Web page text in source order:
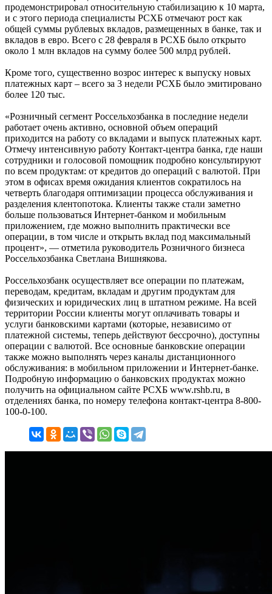
продемонстрировал относительную стабилизацию к 10 марта,
и с этого периода специалисты РСХБ отмечают рост как
общей суммы рублевых вкладов, размещенных в банке, так и
вкладов в евро. Всего с 28 февраля в РСХБ было открыто
около 1 млн вкладов на сумму более 500 млрд рублей.
Кроме того, существенно возрос интерес к выпуску новых
платежных карт – всего за 3 недели РСХБ было эмитировано
более 120 тыс.
«Розничный сегмент Россельхозбанка в последние недели
работает очень активно, основной объем операций
приходится на работу со вкладами и выпуск платежных карт.
Отмечу интенсивную работу Контакт-центра банка, где наши
сотрудники и голосовой помощник подробно консультируют
по всем продуктам: от кредитов до операций с валютой. При
этом в офисах время ожидания клиентов сократилось на
четверть благодаря оптимизации процесса обслуживания и
разделения клентопотока. Клиенты также стали заметно
больше пользоваться Интернет-банком и мобильным
приложением, где можно выполнить практически все
операции, в том числе и открыть вклад под максимальный
процент», — отметила руководитель Розничного бизнеса
Россельхозбанка Светлана Вишнякова.
Россельхозбанк осуществляет все операции по платежам,
переводам, кредитам, вкладам и другим продуктам для
физических и юридических лиц в штатном режиме. На всей
территории России клиенты могут оплачивать товары и
услуги банковскими картами (которые, независимо от
платежной системы, теперь действуют бессрочно), доступны
операции с валютой. Все основные банковские операции
также можно выполнять через каналы дистанционного
обслуживания: в мобильном приложении и Интернет-банке.
Подробную информацию о банковских продуктах можно
получить на официальном сайте РСХБ www.rshb.ru, в
отделениях банка, по номеру телефона контакт-центра 8-800-
100-0-100.